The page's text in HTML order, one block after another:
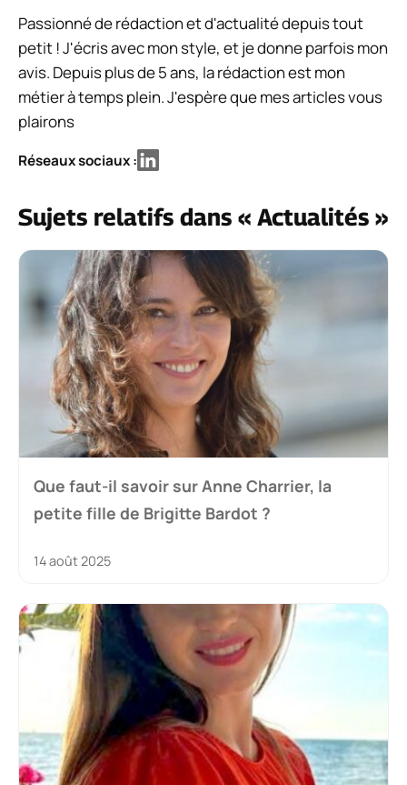
Passionné de rédaction et d'actualité depuis tout
petit ! J'écris avec mon style, et je donne parfois mon
avis. Depuis plus de 5 ans, la rédaction est mon
métier à temps plein. J'espère que mes articles vous
plairons
Réseaux sociaux :
Sujets relatifs dans « Actualités »
Que faut-il savoir sur Anne Charrier, la
petite fille de Brigitte Bardot ?
14 août 2025